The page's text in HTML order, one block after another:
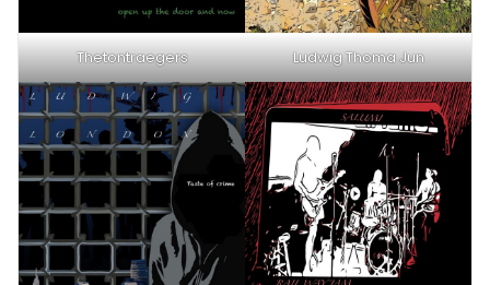
Thetontraegers Ludwig Thoma Jun